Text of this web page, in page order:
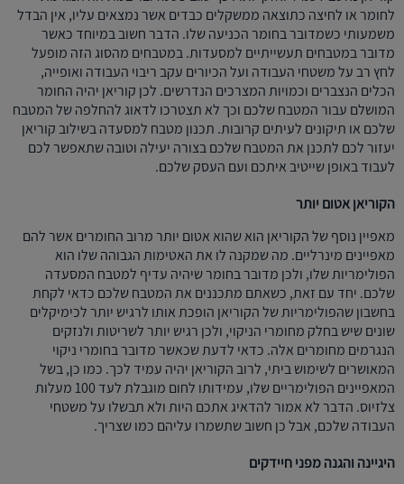
לחומר או לחיצה כתוצאה ממשקלים כבדים אשר נמצאים עליו, אין הבדל
משמעותי כשמדובר בחומר הכניעה שלו. הדבר חשוב במיוחד כאשר
מדובר במטבחים תעשייתיים למסעדות. במטבחים מהסוג הזה מופעל
לחץ רב על משטחי העבודה ועל הכיורים עקב ריבוי העבודה ואופייה,
הכלים הנצברים וכמויות המצרכים הנדרשים. לכן קוריאן יהיה החומר
המושלם עבור המטבח שלכם וכך לא תצטרכו לדאוג להחלפה של המטבח
שלכם או תיקונים לעיתים קרובות. תכנון מטבח למסעדה בשילוב קוריאן
יעזור לכם לתכנן את המטבח שלכם בצורה יעילה וטובה שתאפשר לכם
לעבוד באופן שייטיב איתכם ועם העסק שלכם.
הקוריאן אטום יותר
מאפיין נוסף של הקוריאן הוא שהוא אטום יותר מרוב החומרים אשר להם
מאפיינים מינרליים. מה שמקנה לו את האטימות הגבוהה שלו הוא
הפולימריות שלו, ולכן מדובר בחומר שיהיה עדיף למטבח המסעדה
שלכם. יחד עם זאת, כשאתם מתכננים את המטבח שלכם כדאי לקחת
בחשבון שהפולימריות של הקוריאן הופכת אותו לרגיש יותר לכימיקלים
שונים שיש בחלק מחומרי הניקוי, ולכן רגיש יותר לשריטות ולנזקים
הנגרמים מחומרים אלה. כדאי לדעת שכאשר מדובר בחומרי ניקוי
המאושרים לשימוש ביתי, לרוב הקוריאן יהיה עמיד לכך. כמו כן, בשל
המאפיינים הפולימריים שלו, עמידותו לחום מוגבלת לעד 100 מעלות
צלזיוס. הדבר לא אמור להדאיג אתכם היות ולא תבשלו על משטחי
העבודה שלכם, אבל כן חשוב שתשמרו עליהם כמו שצריך.
היגיינה והגנה מפני חיידקים